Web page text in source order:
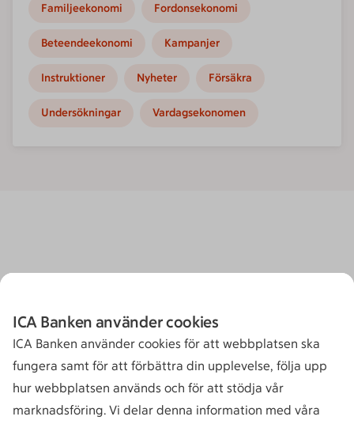
Familjeekonomi Fordonsekonomi
Beteendeekonomi Kampanjer
Instruktioner Nyheter Försäkra
Undersökningar Vardagsekonomen
ICA Banken använder cookies
ICA Banken använder cookies för att webbplatsen ska
fungera samt för att förbättra din upplevelse, följa upp
hur webbplatsen används och för att stödja vår
marknadsföring. Vi delar denna information med våra